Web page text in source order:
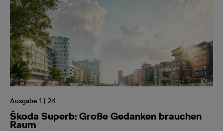
Ausgabe 1 | 24
Škoda Superb: Große Gedanken brauchen
Raum